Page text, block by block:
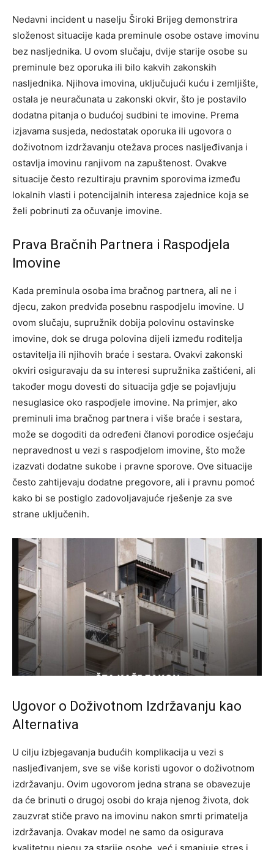
Nedavni incident u naselju Široki Brijeg demonstrira
složenost situacije kada preminule osobe ostave imovinu
bez nasljednika. U ovom slučaju, dvije starije osobe su
preminule bez oporuka ili bilo kakvih zakonskih
nasljednika. Njihova imovina, uključujući kuću i zemljište,
ostala je neuračunata u zakonski okvir, što je postavilo
dodatna pitanja o budućoj sudbini te imovine. Prema
izjavama susjeda, nedostatak oporuka ili ugovora o
doživotnom izdržavanju otežava proces nasljeđivanja i
ostavlja imovinu ranjivom na zapuštenost. Ovakve
situacije često rezultiraju pravnim sporovima između
lokalnih vlasti i potencijalnih interesa zajednice koja se
želi pobrinuti za očuvanje imovine.
Prava Bračnih Partnera i Raspodjela
Imovine
Kada preminula osoba ima bračnog partnera, ali ne i
djecu, zakon predviđa posebnu raspodjelu imovine. U
ovom slučaju, supružnik dobija polovinu ostavinske
imovine, dok se druga polovina dijeli između roditelja
ostavitelja ili njihovih braće i sestara. Ovakvi zakonski
okviri osiguravaju da su interesi supružnika zaštićeni, ali
također mogu dovesti do situacija gdje se pojavljuju
nesuglasice oko raspodjele imovine. Na primjer, ako
preminuli ima bračnog partnera i više braće i sestara,
može se dogoditi da određeni članovi porodice osjećaju
nepravednost u vezi s raspodjelom imovine, što može
izazvati dodatne sukobe i pravne sporove. Ove situacije
često zahtijevaju dodatne pregovore, ali i pravnu pomoć
kako bi se postiglo zadovoljavajuće rješenje za sve
strane uključenih.
Ugovor o Doživotnom Izdržavanju kao
Alternativa
U cilju izbjegavanja budućih komplikacija u vezi s
nasljeđivanjem, sve se više koristi ugovor o doživotnom
izdržavanju. Ovim ugovorom jedna strana se obavezuje
da će brinuti o drugoj osobi do kraja njenog života, dok
zauzvrat stiče pravo na imovinu nakon smrti primatelja
izdržavanja. Ovakav model ne samo da osigurava
kvalitetnu njegu za starije osobe, već i smanjuje stres i